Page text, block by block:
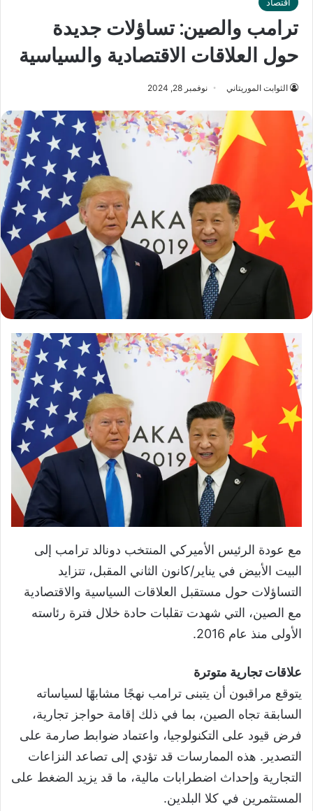
ترامب والصين: تساؤلات جديدة
حول العلاقات الاقتصادية والسياسية
الثوابت الموريتاني نوفمبر 28, 2024
مع عودة الرئيس الأميركي المنتخب دونالد ترامب إلى
البيت الأبيض في يناير/كانون الثاني المقبل، تتزايد
التساؤلات حول مستقبل العلاقات السياسية والاقتصادية
مع الصين، التي شهدت تقلبات حادة خلال فترة رئاسته
الأولى منذ عام 2016.
علاقات تجارية متوترة
يتوقع مراقبون أن يتبنى ترامب نهجًا مشابهًا لسياساته
السابقة تجاه الصين، بما في ذلك إقامة حواجز تجارية،
فرض قيود على التكنولوجيا، واعتماد ضوابط صارمة على
التصدير. هذه الممارسات قد تؤدي إلى تصاعد النزاعات
التجارية وإحداث اضطرابات مالية، ما قد يزيد الضغط على
المستثمرين في كلا البلدين.